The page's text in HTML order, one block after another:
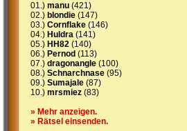
01.) manu (421)
02.) blondie (147)
03.) Cornflake (146)
04.) Huldra (141)
05.) HH82 (140)
06.) Pernod (113)
07.) dragonangle (100)
08.) Schnarchnase (95)
09.) Sumajale (87)
10.) mrsmiez (83)
» Mehr anzeigen.
» Rätsel einsenden.